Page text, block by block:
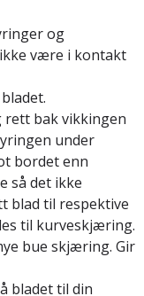
og
være i kontakt
rett bak vikkingen
under
bordet enn
så det ikke
blad til respektive
til kurveskjæring.
bue skjæring. Gir
bladet til din